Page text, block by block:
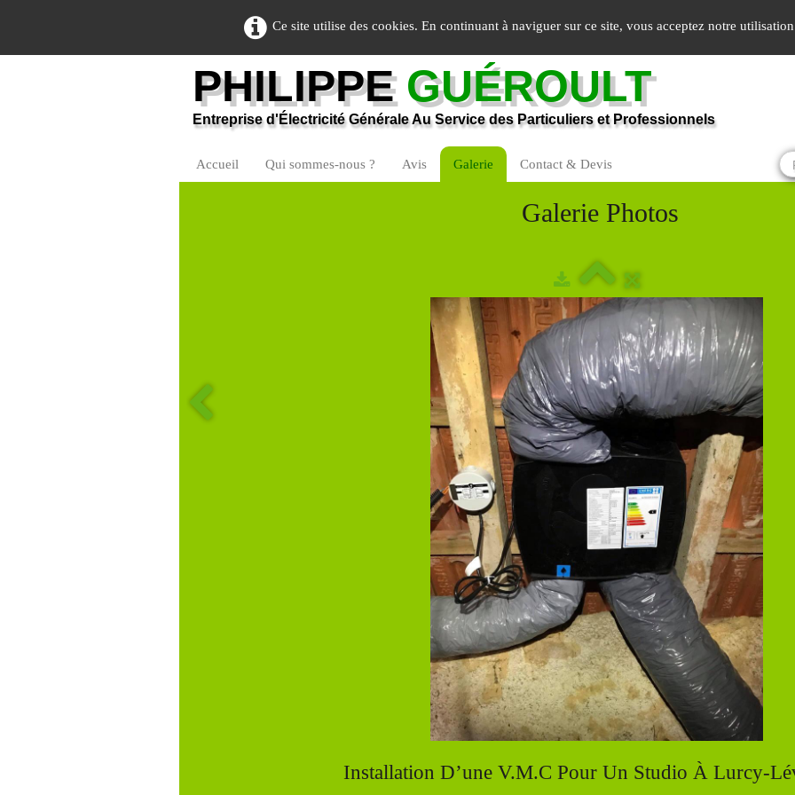
Ce site utilise des cookies. En continuant à naviguer sur ce site, vous acceptez notre
PHILIPPE GUÉROULT
Entreprise d'Électricité Générale Au Service des Particuliers et Professionnels
Accueil Qui sommes-nous ? Avis Galerie Contact & Devis
Galerie Photos
Installation D’une V.M.C Pour Un Studio À Lurcy-